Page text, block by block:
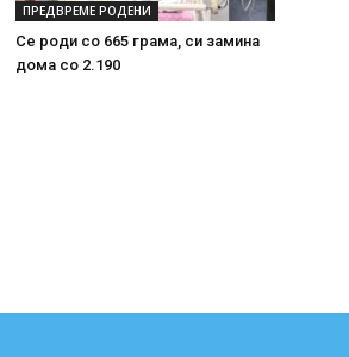
ПРЕДВРЕМЕ РОДЕНИ
Се роди со 665 грама, си замина
дома со 2.190